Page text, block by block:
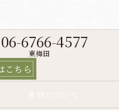
06-6766-4577
東梅田
こちら